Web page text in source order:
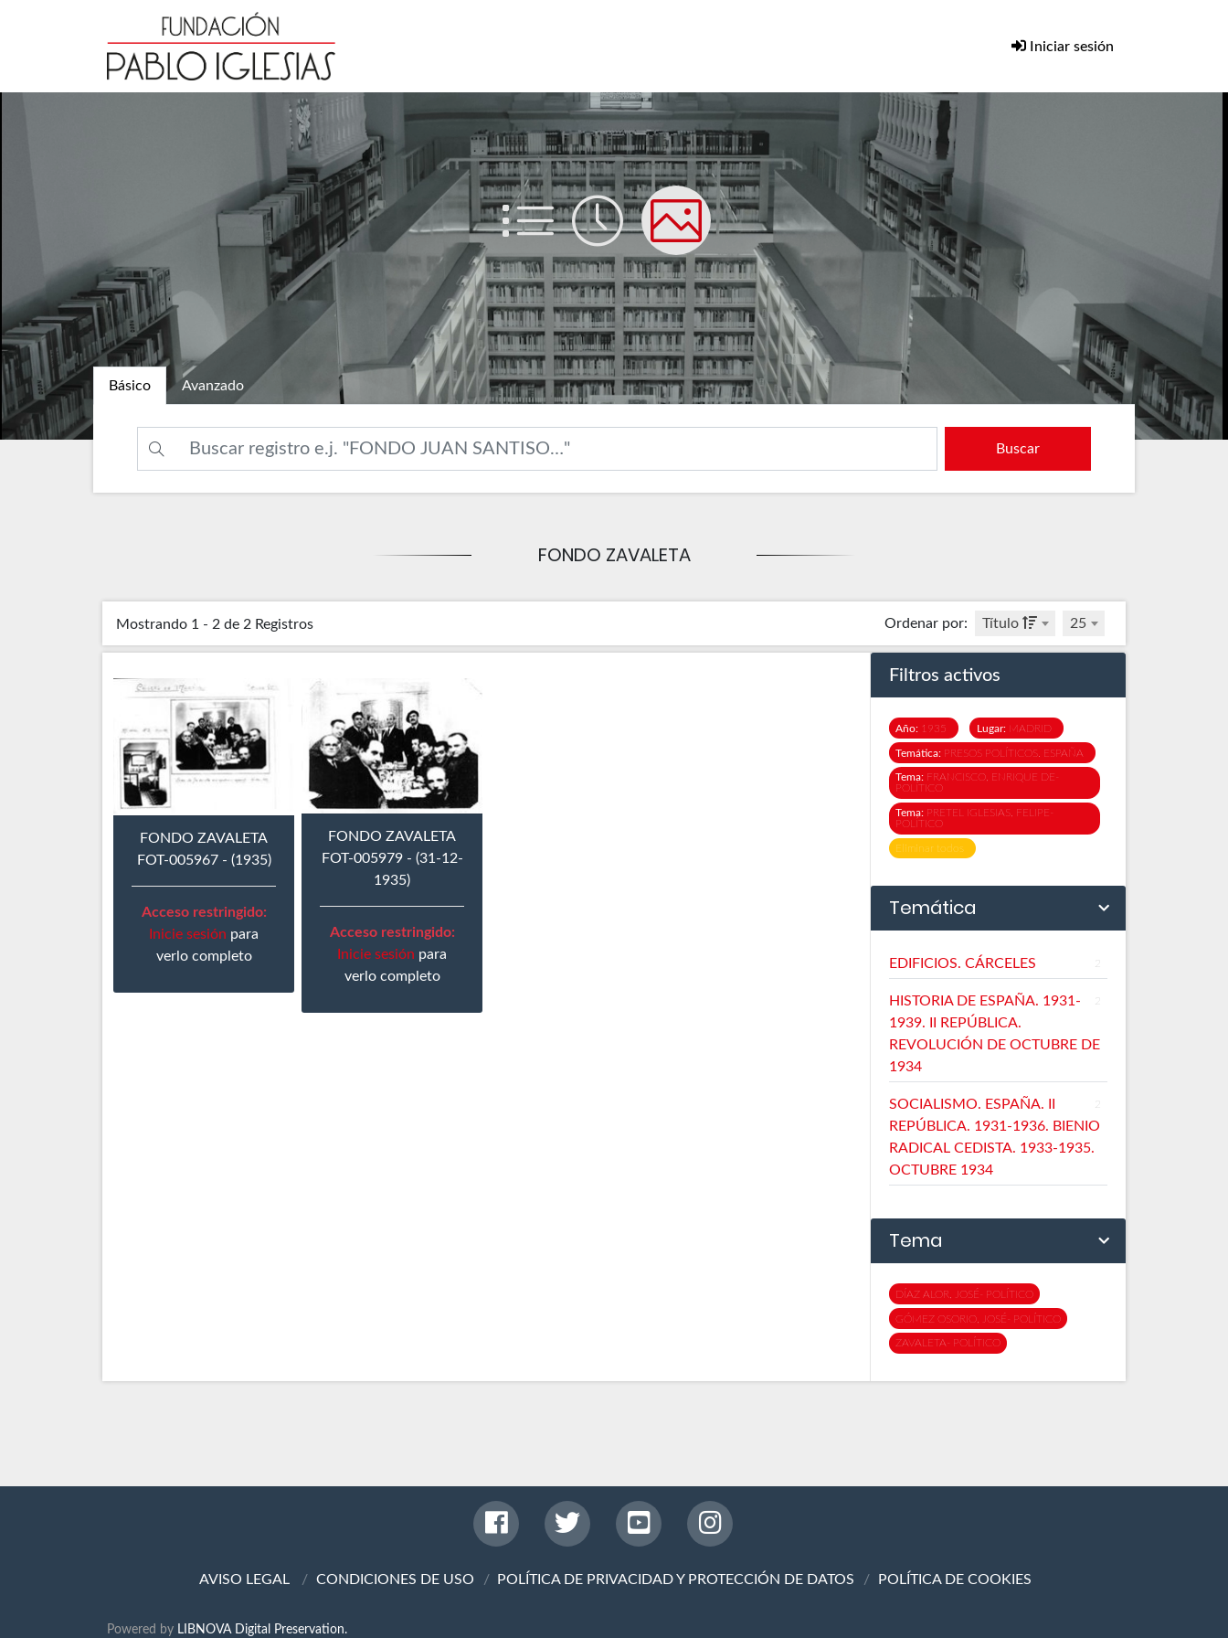
Iniciar sesión
List Time Picture
Básico Avanzado
Buscar
FONDO ZAVALETA
Mostrando 1 - 2 de 2 Registros Ordenar por: Título 25
FONDO ZAVALETA
FOT-005967 - (1935)
Acceso restringido:
Inicie sesión para
verlo completo
FONDO ZAVALETA
FOT-005979 - (31-12-
1935)
Acceso restringido:
Inicie sesión para
verlo completo
Filtros activos
Año: 1935 Lugar:MADRID
Temática: PRESOS POLÍTICOS. ESPAÑA
Tema: FRANCISCO, ENRIQUE DE-
POLÍTICO
Tema: PRETEL IGLESIAS, FELIPE-
POLÍTICO
Eliminar todos
Temática
EDIFICIOS. CÁRCELES
HISTORIA DE ESPAÑA. 1931-
1939. II REPÚBLICA.
REVOLUCIÓN DE OCTUBRE DE
1934
SOCIALISMO. ESPAÑA. II
REPÚBLICA. 1931-1936. BIENIO
RADICAL CEDISTA. 1933-1935.
OCTUBRE 1934
Tema
DÍAZ ALOR, JOSÉ- POLÍTICO
GÓMEZ OSORIO, JOSÉ- POLÍTICO
ZAVALETA- POLÍTICO
AVISO LEGAL CONDICIONES DE USO POLÍTICA DE PRIVACIDAD Y PROTECCIÓN DE DATOS POLÍTICA DE COOKIES
Powered by LIBNOVA Digital Preservation.